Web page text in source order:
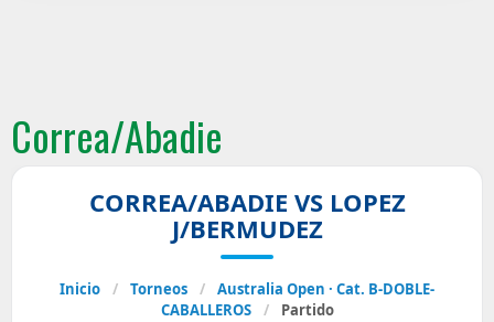
Correa/Abadie
CORREA/ABADIE VS LOPEZ
J/BERMUDEZ
Inicio / Torneos /
Australia Open · Cat. B-DOBLE-
CABALLEROS
/ Partido